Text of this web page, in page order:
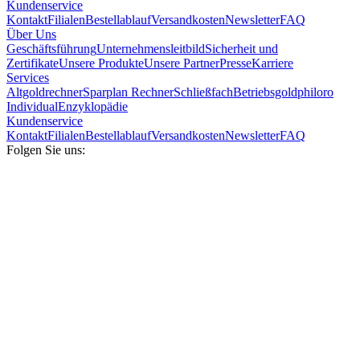
Kundenservice
KontaktFilialenBestellablaufVersandkostenNewsletterFAQ
Über Uns
GeschäftsführungUnternehmensleitbildSicherheit und
ZertifikateUnsere ProdukteUnsere PartnerPresseKarriere
Services
AltgoldrechnerSparplan RechnerSchließfachBetriebsgoldphiloro
IndividualEnzyklopädie
Kundenservice
KontaktFilialenBestellablaufVersandkostenNewsletterFAQ
Folgen Sie uns: